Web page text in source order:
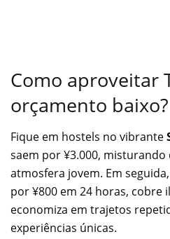
Como aproveitar
orçamento baixo?
Fique em hostels no vibrante
saem por ¥3.000, misturando
atmosfera jovem. Em
por ¥800 em 24 horas, cobre
economiza em trajetos
experiências únicas.